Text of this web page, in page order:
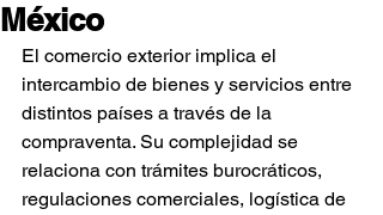
México
El comercio exterior implica el
intercambio de bienes y servicios entre
distintos países a través de la
compraventa. Su complejidad se
relaciona con trámites burocráticos,
regulaciones comerciales, logística de